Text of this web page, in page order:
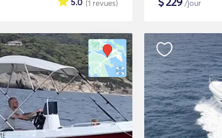
(1 revues)
5.0 /jour